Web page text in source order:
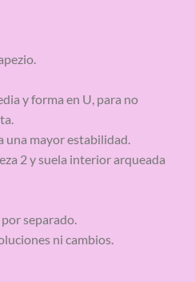
y forma en U, para no
una mayor estabilidad.
2 y suela interior arqueada
separado.
ni cambios.